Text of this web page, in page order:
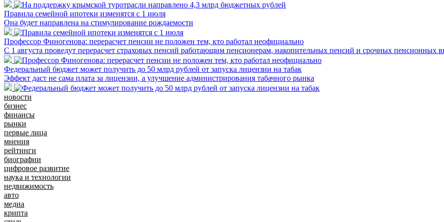
Правила семейной ипотеки изменятся с 1 июля
Она будет направлена на стимулирование рождаемости
Профессор Финогенова: перерасчет пенсии не положен тем, кто работал неофициально
С 1 августа проведут перерасчет страховых пенсий работающим пенсионерам, накопительных пенсий и срочных пенсионных
Федеральный бюджет может получить до 50 млрд рублей от запуска лицензии на табак
Эффект даст не сама плата за лицензии, а улучшение администрирования табачного рынка
новости
бизнес
финансы
рынки
первые лица
мнения
рейтинги
биографии
цифровое развитие
наука и технологии
недвижимость
авто
медиа
крипта